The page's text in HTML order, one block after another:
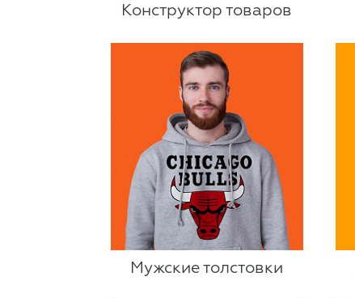
Конструктор товаров
Мужские толстовки